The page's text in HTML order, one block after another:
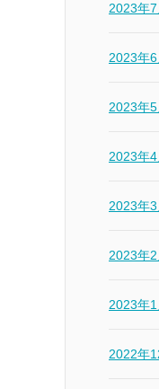
2023年7
2023年6
2023年5
2023年4
2023年3
2023年2
2023年1
2022年